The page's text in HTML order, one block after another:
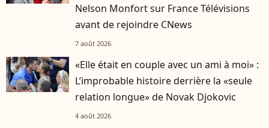
Nelson Monfort sur France Télévisions
avant de rejoindre CNews
7 août 2026
«Elle était en couple avec un ami à moi» :
L’improbable histoire derrière la «seule
relation longue» de Novak Djokovic
4 août 2026